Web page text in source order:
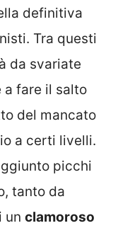
definitiva
Tra questi
da svariate
a fare il salto
del mancato
a certi livelli.
picchi
tanto da
un clamoroso